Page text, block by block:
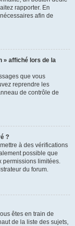
rapporter. En
afin de
» affiché lors de la
que vous
reprendre les
de contrôle de
?
à des vérifications
possible que
permissions limitées.
du forum.
êtes en train de
de la liste des sujets,